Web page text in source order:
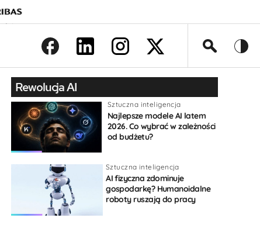
Rewolucja AI
Sztuczna inteligencja
Najlepsze modele AI latem
2026. Co wybrać w zależności
od budżetu?
Sztuczna inteligencja
AI fizyczna zdominuje
gospodarkę? Humanoidalne
roboty ruszają do pracy